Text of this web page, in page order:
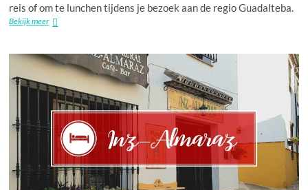
reis of om te lunchen tijdens je bezoek aan de regio Guadalteba.
Bekijk meerTeba:
Diego